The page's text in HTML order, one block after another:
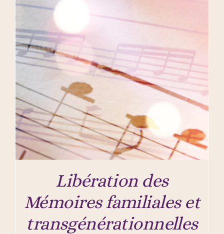
Libération des
Mémoires familiales et
transgénérationnelles